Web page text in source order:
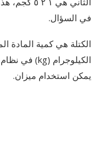
في السؤال.
الكتلة هي كمية المادة
يمكن استخدام ميزان.